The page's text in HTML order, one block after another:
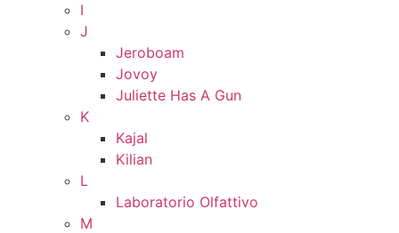
I
J
Jeroboam
Jovoy
Juliette Has A Gun
K
Kajal
Kilian
L
Laboratorio Olfattivo
M